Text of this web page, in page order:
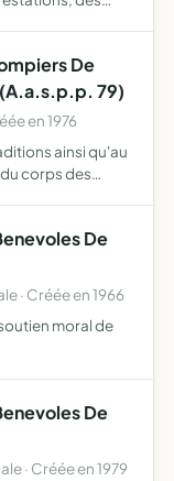
De
79)
en 1976
ainsi qu'au
corps des
De
· Créée en 1966
moral de
De
· Créée en 1979